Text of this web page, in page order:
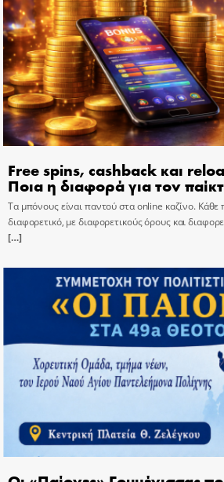
Free spins, cashback και
Ποια η διαφορά για τον
Τα μπόνους είναι παντού στα online καζίνο. Κάθε
διαφορετικό, με διαφορετικούς όρους και
[…]